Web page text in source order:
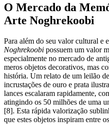
O Mercado da
Arte Noghrekoobi
Para além do seu valor cultural e
Noghrekoobi possuem um valor
especialmente no mercado de
meros objetos decorativos, mas
história. Um relato de um leilão
incrustações de ouro e prata
lances escalaram rapidamente,
atingindo os 50 milhões de uma
[8]. Esta rápida valorização
que estes objetos inspiram entre